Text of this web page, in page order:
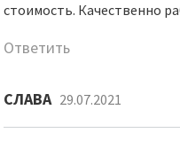
стоимость. Качественно
Ответить
СЛАВА 29.07.2021